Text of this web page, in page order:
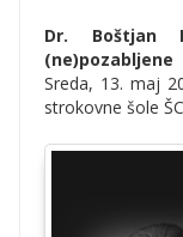
Dr. Boštjan
(ne)pozabljene
Sreda, 13. maj
strokovne šole